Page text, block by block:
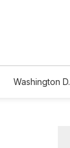
Washington